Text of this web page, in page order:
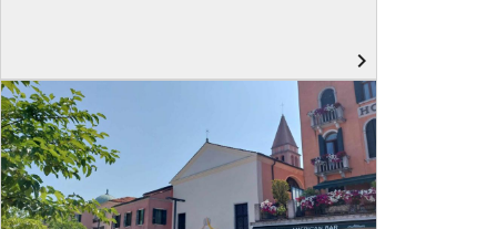
navigate_next